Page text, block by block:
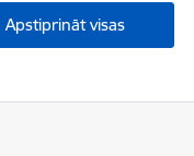
Apstiprināt visas